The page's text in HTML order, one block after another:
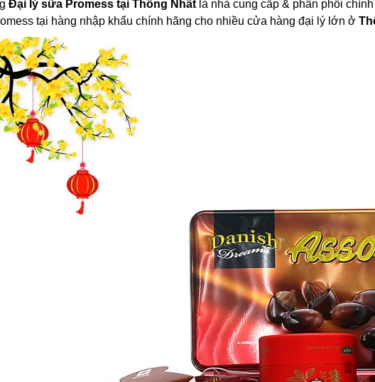
Đại lý sữa Promess tại Thống Nhấtlà nhà cung cấp & phân phối
tại hàng nhập khẩu chính hãng cho nhiều cửa hàng đại lý lớn ở